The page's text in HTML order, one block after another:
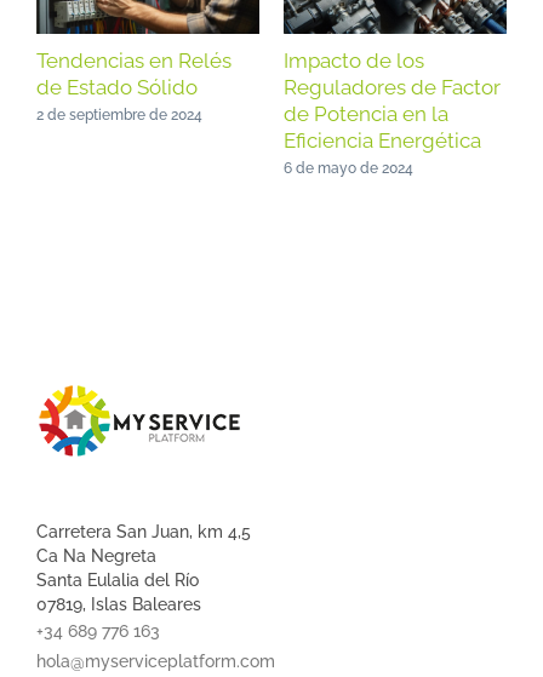
Tendencias en Relés
de Estado Sólido
2 de septiembre de 2024
Impacto de los
Reguladores de Factor
de Potencia en la
Eficiencia Energética
6 de mayo de 2024
Carretera San Juan, km 4,5
Ca Na Negreta
Santa Eulalia del Río
07819, Islas Baleares
+34 689 776 163
hola@myserviceplatform.com